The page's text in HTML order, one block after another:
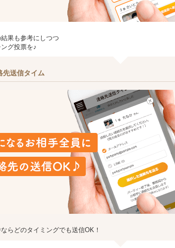
結果も参考にしつつ
グ投票を♪
先送信タイム
らどのタイミングでも送信OK！